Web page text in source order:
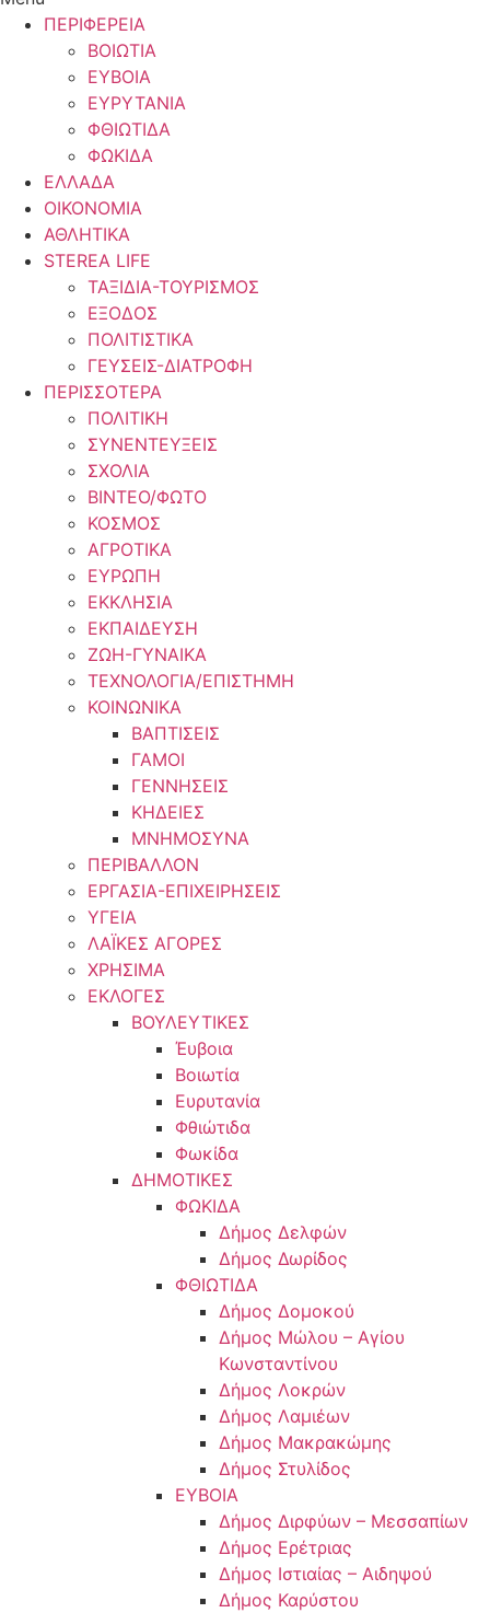
ΠΕΡΙΦΕΡΕΙΑ
ΒΟΙΩΤΙΑ
ΕΥΒΟΙΑ
ΕΥΡΥΤΑΝΙΑ
ΦΘΙΩΤΙΔΑ
ΦΩΚΙΔΑ
ΕΛΛΑΔΑ
ΟΙΚΟΝΟΜΙΑ
ΑΘΛΗΤΙΚΑ
STEREA LIFE
ΤΑΞΙΔΙΑ-ΤΟΥΡΙΣΜΟΣ
ΕΞΟΔΟΣ
ΠΟΛΙΤΙΣΤΙΚΑ
ΓΕΥΣΕΙΣ-ΔΙΑΤΡΟΦΗ
ΠΕΡΙΣΣΟΤΕΡΑ
ΠΟΛΙΤΙΚΗ
ΣΥΝΕΝΤΕΥΞΕΙΣ
ΣΧΟΛΙΑ
ΒΙΝΤΕΟ/ΦΩΤΟ
ΚΟΣΜΟΣ
ΑΓΡΟΤΙΚΑ
ΕΥΡΩΠΗ
ΕΚΚΛΗΣΙΑ
ΕΚΠΑΙΔΕΥΣΗ
ΖΩΗ-ΓΥΝΑΙΚΑ
ΤΕΧΝΟΛΟΓΙΑ/ΕΠΙΣΤΗΜΗ
ΚΟΙΝΩΝΙΚΑ
ΒΑΠΤΙΣΕΙΣ
ΓΑΜΟΙ
ΓΕΝΝΗΣΕΙΣ
ΚΗΔΕΙΕΣ
ΜΝΗΜΟΣΥΝΑ
ΠΕΡΙΒΑΛΛΟΝ
ΕΡΓΑΣΙΑ-ΕΠΙΧΕΙΡΗΣΕΙΣ
ΥΓΕΙΑ
ΛΑΪΚΕΣ ΑΓΟΡΕΣ
ΧΡΗΣΙΜΑ
ΕΚΛΟΓΕΣ
ΒΟΥΛΕΥΤΙΚΕΣ
Έυβοια
Βοιωτία
Ευρυτανία
Φθιώτιδα
Φωκίδα
ΔΗΜΟΤΙΚΕΣ
ΦΩΚΙΔΑ
Δήμος Δελφών
Δήμος Δωρίδος
ΦΘΙΩΤΙΔΑ
Δήμος Δομοκού
Δήμος Μώλου – Αγίου
Κωνσταντίνου
Δήμος Λοκρών
Δήμος Λαμιέων
Δήμος Μακρακώμης
Δήμος Στυλίδος
ΕΥΒΟΙΑ
Δήμος Διρφύων – Μεσσαπίων
Δήμος Ερέτριας
Δήμος Ιστιαίας – Αιδηψού
Δήμος Καρύστου